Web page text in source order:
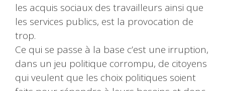
les acquis sociaux des travailleurs ainsi que
les services publics, est la provocation de
trop.
Ce qui se passe à la base c’est une irruption,
dans un jeu politique corrompu, de citoyens
qui veulent que les choix politiques soient